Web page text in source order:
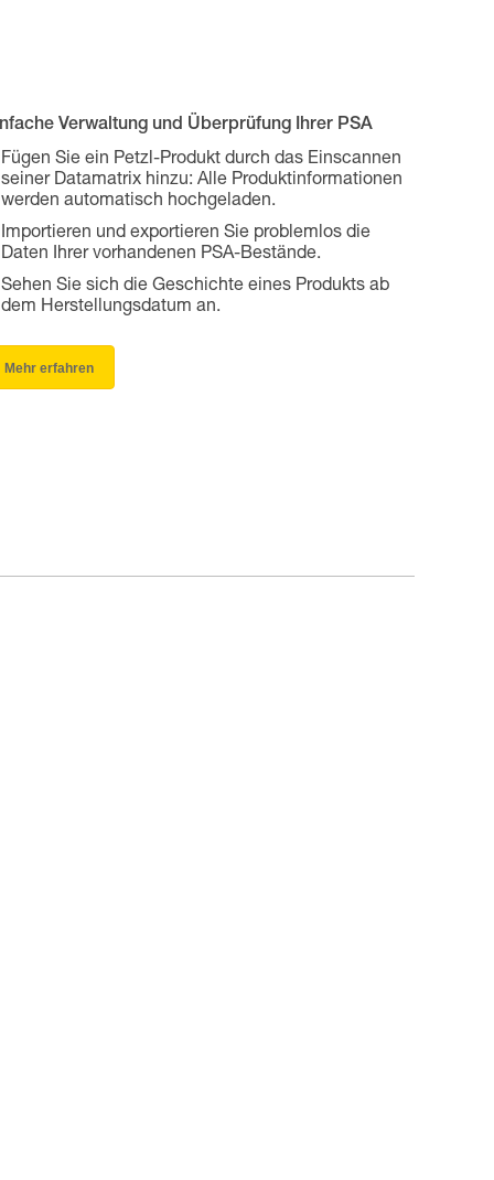
Verwaltung und Überprüfung Ihrer PSA
Fügen Sie ein Petzl-Produkt durch das Einscannen
seiner Datamatrix hinzu: Alle Produktinformationen
werden automatisch hochgeladen.
Importieren und exportieren Sie problemlos die
Daten Ihrer vorhandenen PSA-Bestände.
Sehen Sie sich die Geschichte eines Produkts ab
dem Herstellungsdatum an.
Mehr erfahren